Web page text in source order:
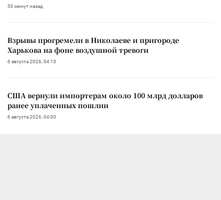
50 минут назад
Взрывы прогремели в Николаеве и пригороде
Харькова на фоне воздушной тревоги
6 августа 2026, 04:10
США вернули импортерам около 100 млрд долларов
ранее уплаченных пошлин
6 августа 2026, 04:00